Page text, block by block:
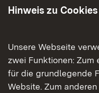
Baden-Württemberg
Studiengangsuche
Studienplatz.
Schritt-Anleitung zu
Hinweis zu Cookies
Unsere Webseite
zwei Funktionen: Zum
für die grundlegende
Website. Zum